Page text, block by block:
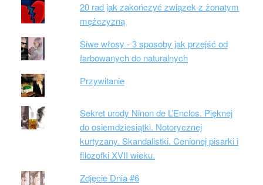
20 rad jak zakończyć związek z żonatym
mężczyzną
Siwe włosy - 3 sposoby jak przejść od
farbowanych do naturalnych
Przywitanie
Sekret urody Ninon de L’Enclos. Pięknej
do osiemdziesiątki. Notorycznej
kurtyzany. Skandalistki. Cenionej pisarki i
filozofki XVII wieku.
Zdjęcie Dnia #6